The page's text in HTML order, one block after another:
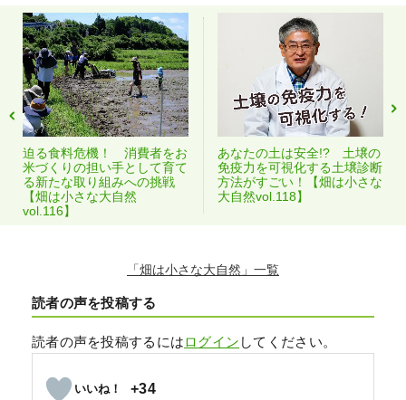
迫る食料危機！ 消費者をお
米づくりの担い手として育て
る新たな取り組みへの挑戦
【畑は小さな大自然
vol.116】
あなたの土は安全!? 土壌の
免疫力を可視化する土壌診断
方法がすごい！【畑は小さな
大自然vol.118】
「畑は小さな大自然」
読者の声を投稿する
読者の声を投稿するにはログイン してください。
+34